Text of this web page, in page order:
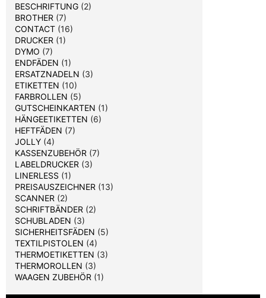
BESCHRIFTUNG (2)
BROTHER (7)
CONTACT (16)
DRUCKER (1)
DYMO (7)
ENDFÄDEN (1)
ERSATZNADELN (3)
ETIKETTEN (10)
FARBROLLEN (5)
GUTSCHEINKARTEN (1)
HÄNGEETIKETTEN (6)
HEFTFÄDEN (7)
JOLLY (4)
KASSENZUBEHÖR (7)
LABELDRUCKER (3)
LINERLESS (1)
PREISAUSZEICHNER (13)
SCANNER (2)
SCHRIFTBÄNDER (2)
SCHUBLADEN (3)
SICHERHEITSFÄDEN (5)
TEXTILPISTOLEN (4)
THERMOETIKETTEN (3)
THERMOROLLEN (3)
WAAGEN ZUBEHÖR (1)